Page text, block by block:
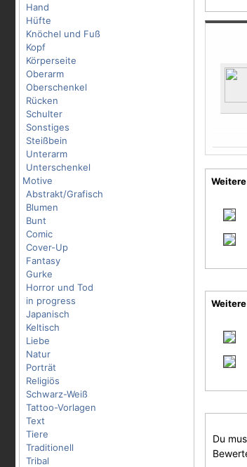
Hand
Hüfte
Knöchel und Fuß
Kopf
Körperseite
Oberarm
Oberschenkel
Rücken
Schulter
Sonstiges
Steißbein
Unterarm
Unterschenkel
Motive
Abstrakt/Grafisch
Blumen
Bunt
Comic
Cover-Up
Fantasy
Gurke
Horror und Tod
in progress
Japanisch
Keltisch
Liebe
Natur
Porträt
Religiös
Schwarz-Weiß
Tattoo-Vorlagen
Text
Tiere
Traditionell
Tribal
Du